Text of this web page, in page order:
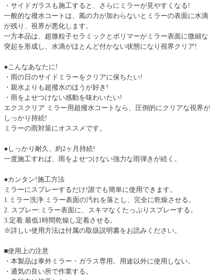
・サイドガラスも施工すると、さらにミラーが見やすくなる!
一般的な撥水コートは、風の力が加わらないとミラーの表面に水滴
が残り、視界が悪化します。
一方本品は、超微粒子セラミックとポリマーがミラー表面に微細な
突起を形成し、水滴がほとんど付かない状態になり視界クリア!
●こんなあなたに!
・雨の日のサイドミラーをクリアに保ちたい!
・親水よりも超撥水のほうが好き!
・雨をよせつけない感動を味わいたい!
エクスクリア ミラー用超撥水コートなら、圧倒的にクリアな視界が
しっかり持続!
ミラーの雨対策にオススメです。
●しっかり耐久、約2ヶ月持続!
一度施工すれば、雨をよせつけない強力な雨弾きが続く。
●カンタン!施工方法
ミラーにスプレーするだけ!誰でも簡単に使用できます。
1.ミラー洗浄:ミラー表面の汚れを落とし、完全に乾燥させる。
2. スプレー:ミラー表面に、スキマなくたっぷりスプレーする。
3.定着:最低1時間乾燥し定着させる。
※詳しい使用方法は付属の取扱説明書をお読みください。
■使用上の注意
・本製品は車外ミラー・ガラス専用。用途以外に使用しない。
・通気の良い所で作業する。